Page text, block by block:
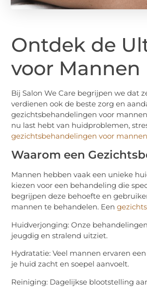
Ontdek de
voor Mannen
Bij Salon We Care begrijpen we dat
verdienen ook de beste zorg en
gezichtsbehandelingen voor
nu last hebt van huidproblemen,
gezichtsbehandelingen voor mannen
Waarom een
Mannen hebben vaak een unieke
kiezen voor een behandeling die
begrijpen deze behoefte en
mannen te behandelen. Een
Huidverjonging: Onze
jeugdig en stralend uitziet.
Hydratatie: Veel mannen ervaren
je huid zacht en soepel aanvoelt.
Reiniging: Dagelijkse blootstelling